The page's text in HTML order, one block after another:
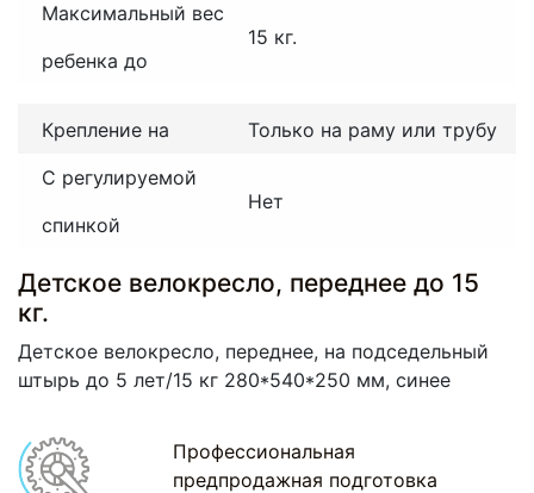
Максимальный вес
ребенка до
15 кг.
Крепление на
Только на раму или трубу
С регулируемой
спинкой
Нет
Детское велокресло, переднее до 15
кг.
Детское велокресло, переднее, на подседельный
штырь до 5 лет/15 кг 280*540*250 мм, синее
Профессиональная
предпродажная подготовка